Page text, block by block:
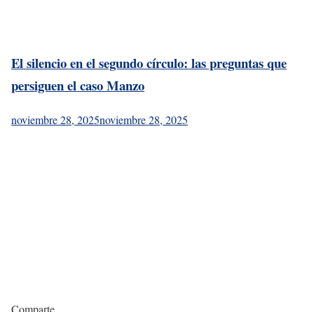
El silencio en el segundo círculo: las preguntas que
persiguen el caso Manzo
noviembre 28, 2025noviembre 28, 2025
Comparte